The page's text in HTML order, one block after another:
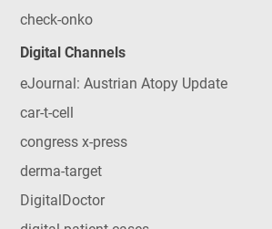
check-onko
Digital Channels
eJournal: Austrian Atopy Update
car-t-cell
congress x-press
derma-target
DigitalDoctor